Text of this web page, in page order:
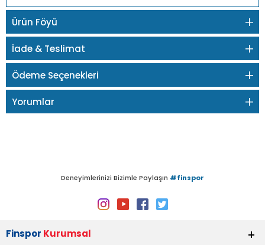
Ürün Föyü
İade & Teslimat
Ödeme Seçenekleri
Yorumlar
Deneyimlerinizi Bizimle Paylaşın #finspor
Finspor Kurumsal